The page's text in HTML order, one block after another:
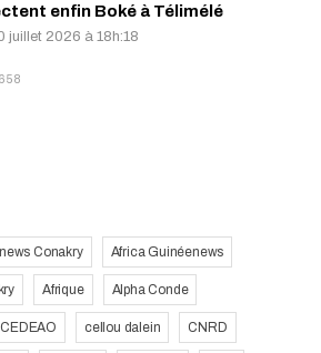
enfin Boké à Télimélé
juillet 2026 à 18h:18
Conakry Africa Guinéenews
Afrique Alpha Conde
CEDEAO cellou dalein CNRD